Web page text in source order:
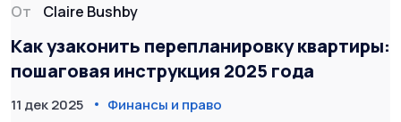
От Claire Bushby
Как узаконить перепланировку квартиры:
пошаговая инструкция 2025 года
11 дек 2025 Финансы и право